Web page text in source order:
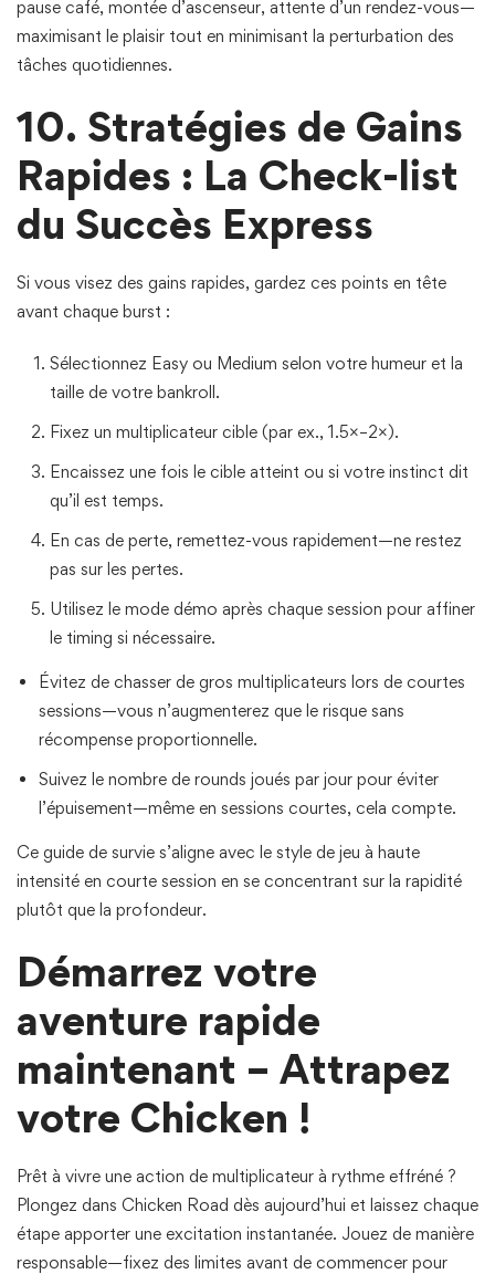
pause café, montée d’ascenseur, attente d’un rendez-vous—
maximisant le plaisir tout en minimisant la perturbation des
tâches quotidiennes.
10. Stratégies de Gains
Rapides : La Check-list
du Succès Express
Si vous visez des gains rapides, gardez ces points en tête
avant chaque burst :
Sélectionnez Easy ou Medium selon votre humeur et la
taille de votre bankroll.
Fixez un multiplicateur cible (par ex., 1.5×–2×).
Encaissez une fois le cible atteint ou si votre instinct dit
qu’il est temps.
En cas de perte, remettez-vous rapidement—ne restez
pas sur les pertes.
Utilisez le mode démo après chaque session pour affiner
le timing si nécessaire.
Évitez de chasser de gros multiplicateurs lors de courtes
sessions—vous n’augmenterez que le risque sans
récompense proportionnelle.
Suivez le nombre de rounds joués par jour pour éviter
l’épuisement—même en sessions courtes, cela compte.
Ce guide de survie s’aligne avec le style de jeu à haute
intensité en courte session en se concentrant sur la rapidité
plutôt que la profondeur.
Démarrez votre
aventure rapide
maintenant – Attrapez
votre Chicken !
Prêt à vivre une action de multiplicateur à rythme effréné ?
Plongez dans Chicken Road dès aujourd’hui et laissez chaque
étape apporter une excitation instantanée. Jouez de manière
responsable—fixez des limites avant de commencer pour